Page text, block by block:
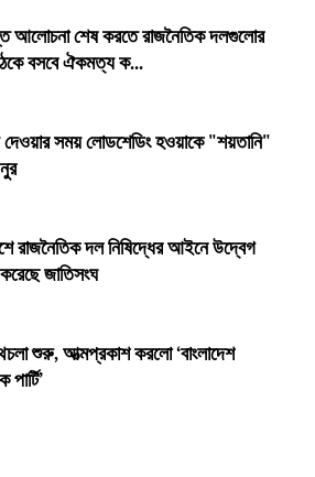
আলোচনা শেষ করতে রাজনৈতিক দলগুলোর
বসবে ঐকমত্য ক...
সময় লোডশেডিং হওয়াকে "শয়তানি"
রাজনৈতিক দল নিষিদ্ধের আইনে উদ্বেগ
জাতিসংঘ
শুরু, আত্মপ্রকাশ করলো ‘বাংলাদেশ
পার্টি’